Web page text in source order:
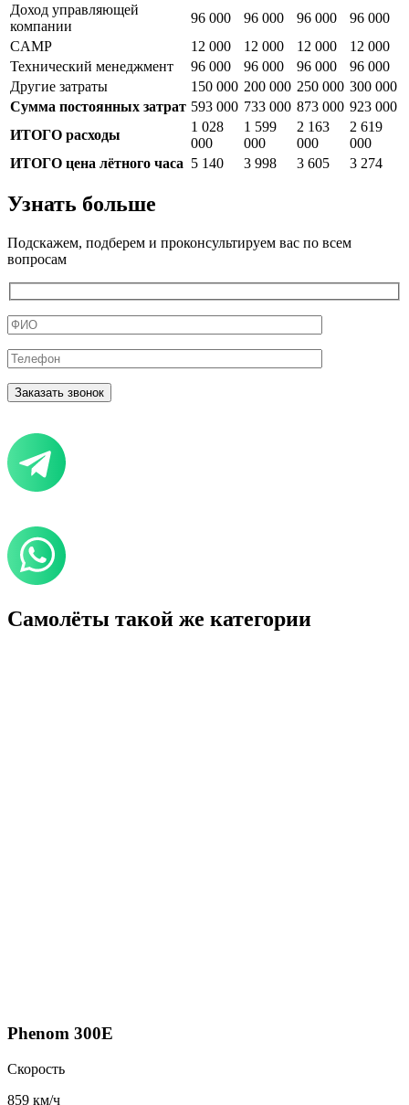
Доход управляющей
компании
96 000 96 000 96 000
96 000
CAMP
12 000 12 000 12 000
12 000
Технический менеджмент
96 000 96 000 96 000
96 000
Другие затраты
150 000 200 000 250 000 300 000
Сумма постоянных затрат 593 000 733 000 873 000 923 000
ИТОГО расходы
1 028
000
1 599
000
2 163
000
2 619
000
ИТОГО цена лётного часа 5 140 3 998 3 605 3 274
Узнать больше
Подскажем, подберем и проконсультируем вас по всем
вопросам
Самолёты такой же категории
Phenom 300E
Скорость
859 км/ч